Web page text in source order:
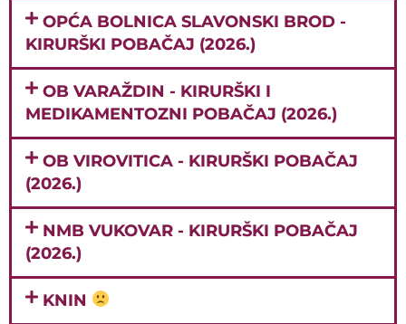
OPĆA BOLNICA SLAVONSKI BROD -
KIRURŠKI POBAČAJ (2026.)
OB VARAŽDIN - KIRURŠKI I
MEDIKAMENTOZNI POBAČAJ (2026.)
OB VIROVITICA - KIRURŠKI POBAČAJ
(2026.)
NMB VUKOVAR - KIRURŠKI POBAČAJ
(2026.)
KNIN